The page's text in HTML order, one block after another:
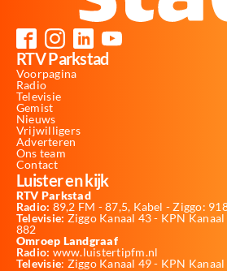
RTV Parkstad
Voorpagina
Radio
Televisie
Gemist
Nieuws
Vrijwilligers
Adverteren
Ons team
Contact
Luister en kijk
RTV Parkstad
Radio: 89,2 FM - 87,5, Kabel - Ziggo:
Televisie: Ziggo Kanaal 43 - KPN
882
Omroep Landgraaf
Radio: www.luistertipfm.nl
Televisie: Ziggo Kanaal 49 - KPN